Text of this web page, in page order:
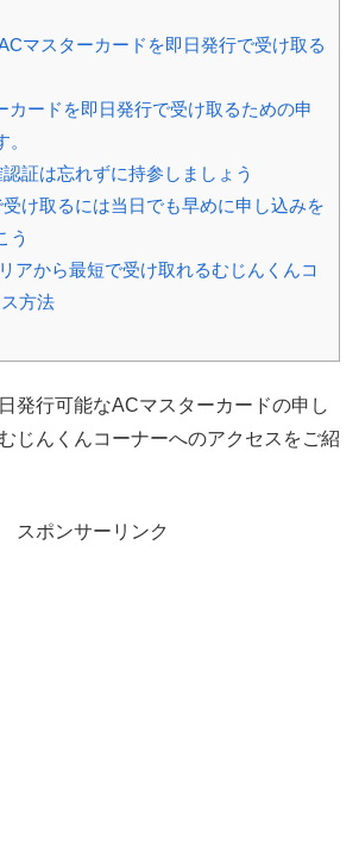
マスターカードを即日発行で受け取る
カードを即日発行で受け取るための申
証は忘れずに持参しましょう
け取るには当日でも早めに申し込みを
う
アから最短で受け取れるむじんくんコ
方法
発行可能なACマスターカードの申し
じんくんコーナーへのアクセスをご紹
スポンサーリンク